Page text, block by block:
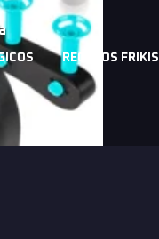
REGALOS FRIKIS